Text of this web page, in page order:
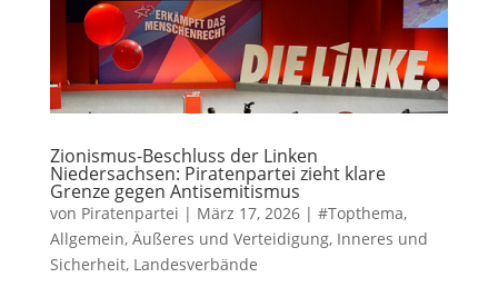
Zionismus-Beschluss der Linken
Niedersachsen: Piratenpartei zieht klare
Grenze gegen Antisemitismus
von Piratenpartei | März 17, 2026| #Topthema,
Allgemein, Äußeres und Verteidigung, Inneres und
Sicherheit, Landesverbände